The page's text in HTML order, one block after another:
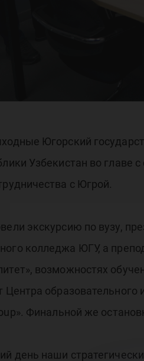
Югорский
Узбекистан во
с Югрой.
экскурсию по вузу,
колледжа ЮГУ, а
возможностях
Центра образовательного
Финальной же
день наши